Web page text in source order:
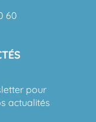
60
pour
actualités